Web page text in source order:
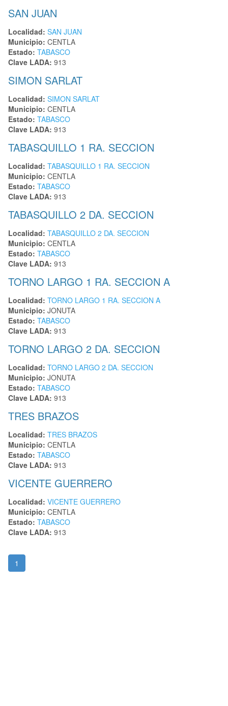
SAN JUAN
Localidad: SAN JUAN
Municipio: CENTLA
Estado: TABASCO
Clave LADA: 913
SIMON SARLAT
Localidad: SIMON SARLAT
Municipio: CENTLA
Estado: TABASCO
Clave LADA: 913
TABASQUILLO 1 RA. SECCION
Localidad: TABASQUILLO 1 RA. SECCION
Municipio: CENTLA
Estado: TABASCO
Clave LADA: 913
TABASQUILLO 2 DA. SECCION
Localidad: TABASQUILLO 2 DA. SECCION
Municipio: CENTLA
Estado: TABASCO
Clave LADA: 913
TORNO LARGO 1 RA. SECCION A
Localidad: TORNO LARGO 1 RA. SECCION A
Municipio: JONUTA
Estado: TABASCO
Clave LADA: 913
TORNO LARGO 2 DA. SECCION
Localidad: TORNO LARGO 2 DA. SECCION
Municipio: JONUTA
Estado: TABASCO
Clave LADA: 913
TRES BRAZOS
Localidad: TRES BRAZOS
Municipio: CENTLA
Estado: TABASCO
Clave LADA: 913
VICENTE GUERRERO
Localidad: VICENTE GUERRERO
Municipio: CENTLA
Estado: TABASCO
Clave LADA: 913
1